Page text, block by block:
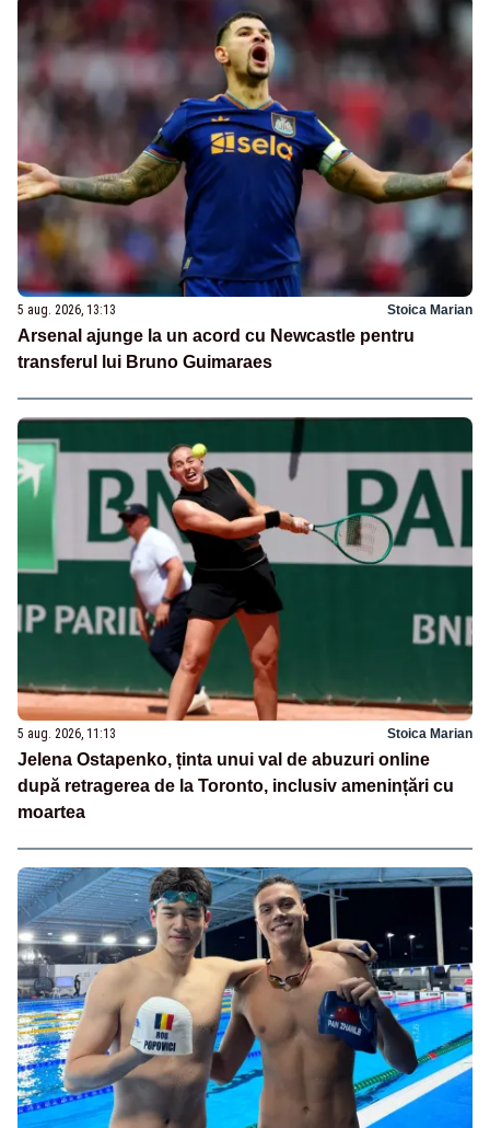
5 aug. 2026, 13:13 Stoica Marian
Arsenal ajunge la un acord cu Newcastle pentru
transferul lui Bruno Guimaraes
5 aug. 2026, 11:13 Stoica Marian
Jelena Ostapenko, ținta unui val de abuzuri online
după retragerea de la Toronto, inclusiv amenințări cu
moartea